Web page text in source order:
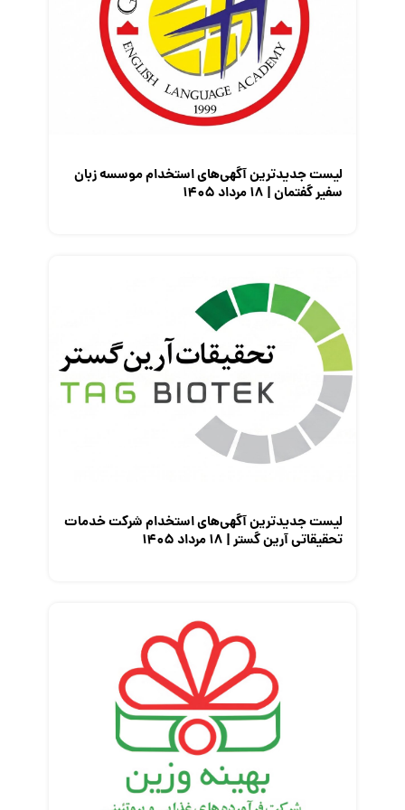
مصاحبه شغلی
معرفی شرکت ها
معرفی متخصصان منابع انسانی
معرفی مشاغل
لیست جدیدترین آگهی‌های استخدام موسسه زبان
سفیر گفتمان | ۱۸ مرداد ۱۴۰۵
لیست جدیدترین آگهی‌های استخدام شرکت خدمات
تحقیقاتی آرین گستر | ۱۸ مرداد ۱۴۰۵